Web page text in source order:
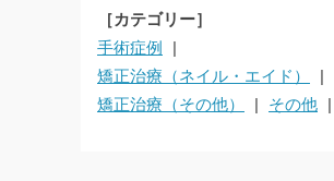
［カテゴリー］
手術症例
矯正治療（ネイル・エイド）
矯正治療（その他）
その他